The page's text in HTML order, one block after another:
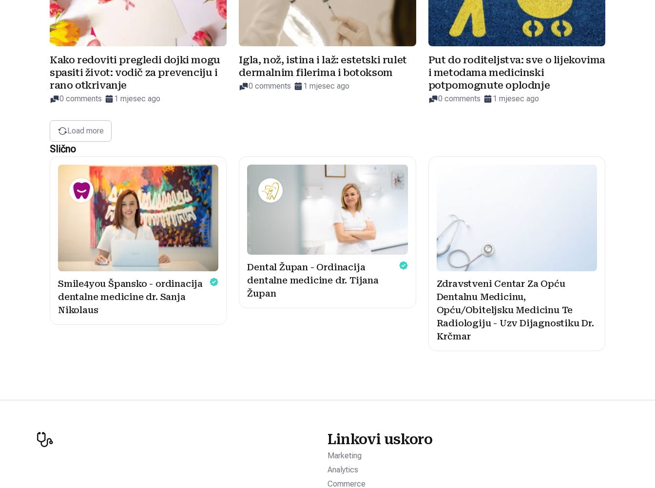
Kako redoviti pregledi dojki mogu
spasiti život: vodič za prevenciju i
rano otkrivanje
0 comments 1 mjesec ago
Igla, nož, istina i laž: estetski rulet
dermalnim filerima i botoksom
0 comments 1 mjesec ago
Put do roditeljstva: sve o lijekovima
i metodama medicinski
potpomognute oplodnje
0 comments 1 mjesec ago
Load more
Slično
Smile4you Špansko - ordinacija
dentalne medicine dr. Sanja
Nikolaus
Dental Župan - Ordinacija
dentalne medicine dr. Tijana
Župan
Zdravstveni Centar Za Opću
Dentalnu Medicinu,
Opću/Obiteljsku Medicinu Te
Radiologiju - Uzv Dijagnostiku Dr.
Krčmar
Linkovi uskoro
Marketing
Analytics
Commerce